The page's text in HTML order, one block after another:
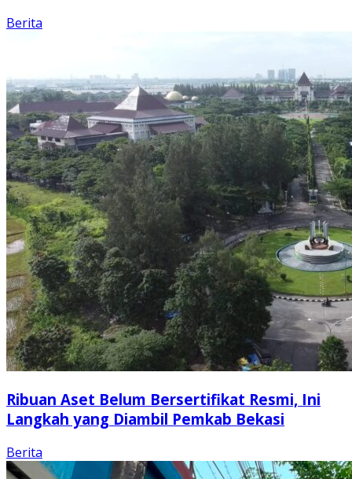
Berita
Ribuan Aset Belum Bersertifikat Resmi, Ini
Langkah yang Diambil Pemkab Bekasi
Berita